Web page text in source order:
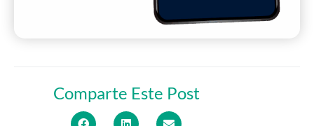
Comparte Este Post